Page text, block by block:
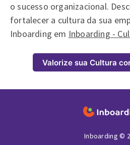
o sucesso organizacional.
fortalecer a cultura da sua
Inboarding em Inboarding -
Valorize sua Cultura
Inboarding ©